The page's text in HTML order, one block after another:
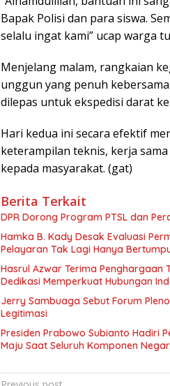
Bapak Polisi dan para siswa.
selalu ingat kami” ucap warga
​Menjelang malam, rangkaian
unggun yang penuh
dilepas untuk ekspedisi darat
Hari kedua ini secara efektif
keterampilan teknis, kerja
kepada masyarakat. (gat)
Berita Terkait
DPR Dorong Program PTSL dan
Hamka B. Kady Desak Evaluasi
Pelayaran Tak Lagi Hanya
Hasrul Azwar Terima Penghargaan
Dedikasi Memperkuat Hubungan
Jerry Sambuaga Sebut Forum
Legitimasi
Presiden Prabowo Subianto Hadiri
Maju Saat Seluruh Komponen